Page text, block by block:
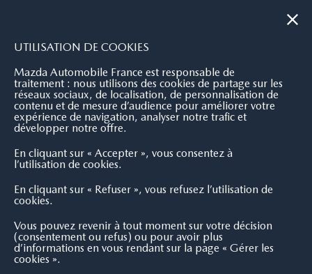
UTILISATION DE COOKIES
Mazda Automobile France est responsable de
traitement : nous utilisons des cookies de partage sur les
réseaux sociaux, de localisation, de personnalisation de
contenu et de mesure d’audience pour améliorer votre
expérience de navigation, analyser notre trafic et
développer notre offre.
En cliquant sur « Accepter », vous consentez à
l’utilisation de cookies.
En cliquant sur « Refuser », vous refusez l’utilisation de
cookies.
Vous pouvez revenir à tout moment sur votre décision
(consentement ou refus) ou pour avoir plus
d’informations en vous rendant sur la page « Gérer les
cookies ».